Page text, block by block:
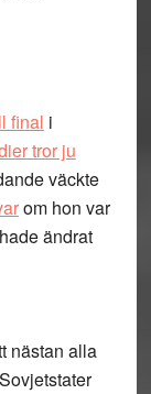
final i
tror ju
väckte
om hon var
ändrat
nästan alla